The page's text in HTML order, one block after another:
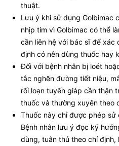
thuật.
Lưu ý khi sử dụng Golbimac
nhịp tim vì Golbimac có thể
cần liên hệ với bác sĩ để xác
định có nên dùng thuốc hay
Đối với bệnh nhân bị loét
tắc nghẽn đường tiết niệu,
rối loạn tuyến giáp cần thận
thuốc và thường xuyên theo
Thuốc này chỉ được phép
Bệnh nhân lưu ý đọc kỹ
dùng, tuân thủ theo chỉ